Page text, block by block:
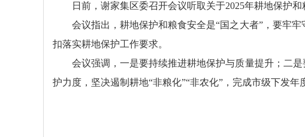
日前，谢家集区委召开会议听取关于2025年耕地保护和
会议指出，耕地保护和粮食安全是“国之大者”，要牢
扣落实耕地保护工作要求。
会议强调，一是要持续推进耕地保护与质量提升；二
护力度，坚决遏制耕地“非粮化”“非农化”，完成市级下发